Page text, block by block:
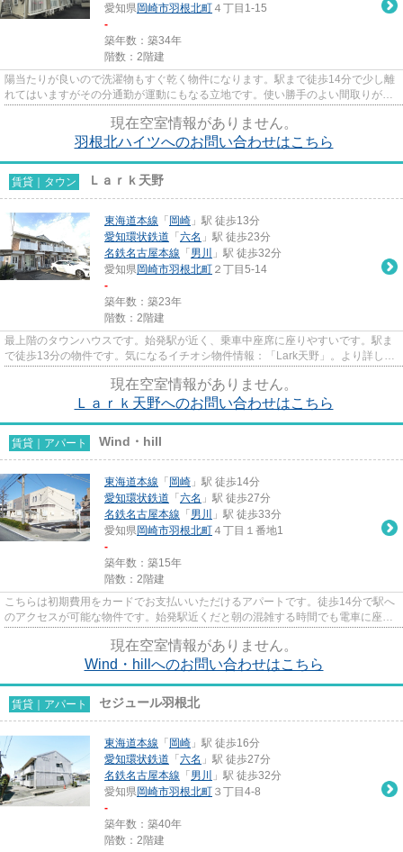
愛知県岡崎市羽根北町 ４丁目1-15
-
築年数：築34年
階数：2階建
陽当たりが良いので洗濯物もすぐ乾く物件になります。駅まで徒歩14分で少し離
れてはいますがその分通勤が運動にもなる立地です。使い勝手のよい間取りがポ
現在空室情報がありません。
羽根北ハイツへのお問い合わせはこちら
賃貸｜タウン Ｌａｒｋ天野
東海道本線 「 岡崎 」駅 徒歩13分
愛知環状鉄道 「 六名 」駅 徒歩23分
名鉄名古屋本線 「 男川
」駅 徒歩32分
愛知県岡崎市羽根北町 ２丁目5-14
-
築年数：築23年
階数：2階建
最上階のタウンハウスです。始発駅が近く、乗車中座席に座りやすいです。駅ま
で徒歩13分の物件です。気になるイチオシ物件情報：「Lark天野」。より詳しい
現在空室情報がありません。
Ｌａｒｋ天野へのお問い合わせはこちら
賃貸｜アパート Wind・hill
東海道本線 「 岡崎 」駅 徒歩14分
愛知環状鉄道 「 六名 」駅 徒歩27分
名鉄名古屋本線 「 男川
」駅 徒歩33分
愛知県岡崎市羽根北町 ４丁目１番地1
-
築年数：築15年
階数：2階建
こちらは初期費用をカードでお支払いいただけるアパートです。徒歩14分で駅へ
のアクセスが可能な物件です。始発駅近くだと朝の混雑する時間でも電車に座り
現在空室情報がありません。
Wind・hillへのお問い合わせはこちら
賃貸｜アパート セジュール羽根北
東海道本線 「 岡崎 」駅 徒歩16分
愛知環状鉄道 「 六名 」駅 徒歩27分
名鉄名古屋本線 「 男川
」駅 徒歩32分
愛知県岡崎市羽根北町 ３丁目4-8
-
築年数：築40年
階数：2階建